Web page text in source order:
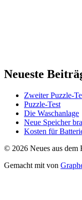
Neueste
Zweiter Puzzle-
Puzzle-Test
Die Waschanlage
Neue Speicher
Kosten für
© 2026 Neues aus dem
Gemacht mit von